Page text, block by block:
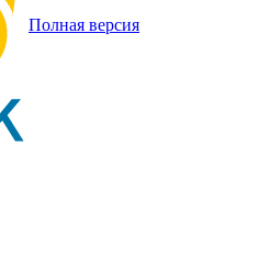
Полная версия